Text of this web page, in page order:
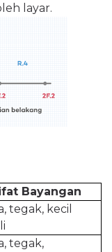
layar.
Bayangan
tegak, kecil
tegak,